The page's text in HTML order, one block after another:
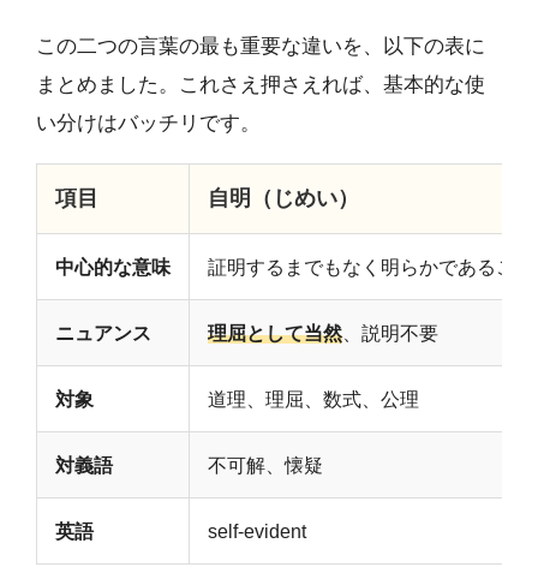
この二つの言葉の最も重要な違いを、以下の表に
まとめました。これさえ押さえれば、基本的な使
い分けはバッチリです。
項目 自明（じめい）
中心的な意味 証明するまでもなく明らかであること
ニュアンス 理屈として当然、説明不要
対象 道理、理屈、数式、公理
対義語 不可解、懐疑
英語 self-evident